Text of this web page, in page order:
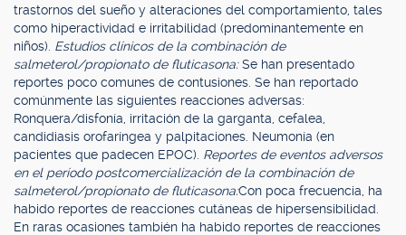
trastornos del sueño y alteraciones del comportamiento, tales
como hiperactividad e irritabilidad (predominantemente en
niños). Estudios clínicos de la combinación de
salmeterol/propionato de fluticasona:Se han presentado
reportes poco comunes de contusiones. Se han reportado
comúnmente las siguientes reacciones adversas:
Ronquera/disfonía, irritación de la garganta, cefalea,
candidiasis orofaríngea y palpitaciones. Neumonía (en
pacientes que padecen EPOC). Reportes de eventos adversos
en el período postcomercialización de la combinación de
salmeterol/propionato de fluticasona:Con poca frecuencia, ha
habido reportes de reacciones cutáneas de hipersensibilidad.
En raras ocasiones también ha habido reportes de reacciones